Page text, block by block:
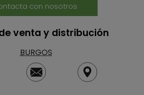
con nosotros
venta y distribución
BURGOS